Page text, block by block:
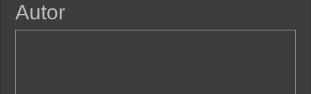
Autor